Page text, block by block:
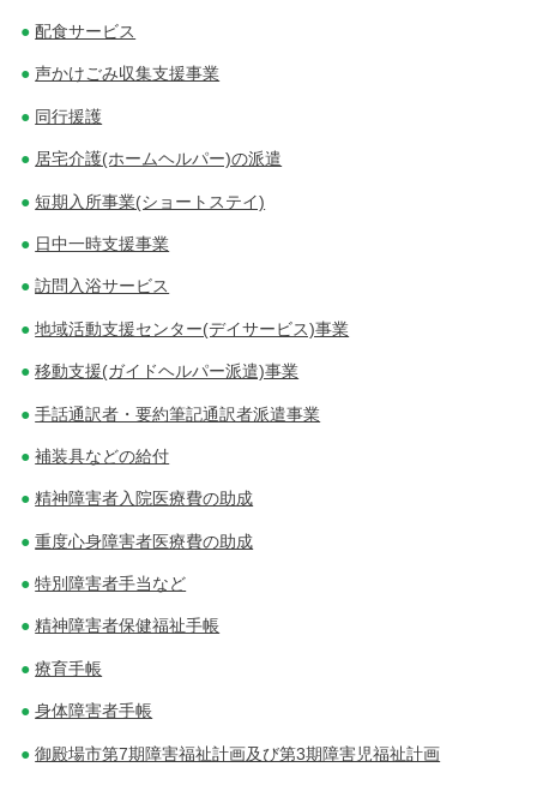
配食サービス
声かけごみ収集支援事業
同行援護
居宅介護(ホームヘルパー)の派遣
短期入所事業(ショートステイ)
日中一時支援事業
訪問入浴サービス
地域活動支援センター(デイサービス)事業
移動支援(ガイドヘルパー派遣)事業
手話通訳者・要約筆記通訳者派遣事業
補装具などの給付
精神障害者入院医療費の助成
重度心身障害者医療費の助成
特別障害者手当など
精神障害者保健福祉手帳
療育手帳
身体障害者手帳
御殿場市第7期障害福祉計画及び第3期障害児福祉計画